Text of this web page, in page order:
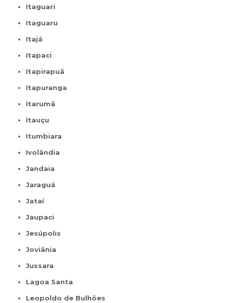
Itaguari
Itaguaru
Itajá
Itapaci
Itapirapuã
Itapuranga
Itarumã
Itauçu
Itumbiara
Ivolândia
Jandaia
Jaraguá
Jataí
Jaupaci
Jesúpolis
Joviânia
Jussara
Lagoa Santa
Leopoldo de Bulhões